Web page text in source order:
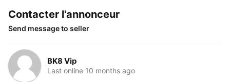
Contacter l'annonceur
Send message to seller
BK8 Vip
Last online 10 months ago